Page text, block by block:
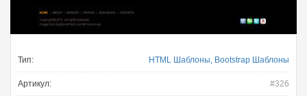
Тип: HTML Шаблоны, Bootstrap Шаблоны
Артикул: #326